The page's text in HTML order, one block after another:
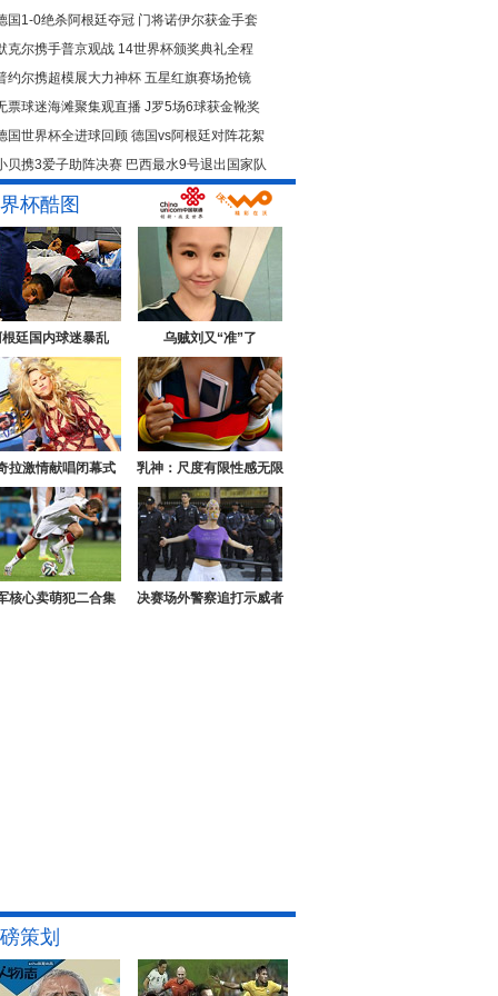
国1-0绝杀阿根廷夺冠 门将诺伊尔获金手套
克尔携手普京观战 14世界杯颁奖典礼全程
约尔携超模展大力神杯 五星红旗赛场抢镜
票球迷海滩聚集观直播 J罗5场6球获金靴奖
国世界杯全进球回顾 德国vs阿根廷对阵花絮
贝携3爱子助阵决赛 巴西最水9号退出国家队
杯酷图
廷国内球迷暴乱 乌贼刘又“准”了
拉激情献唱闭幕式 乳神：尺度有限性感无限
核心卖萌犯二合集 决赛场外警察追打示威者
策划